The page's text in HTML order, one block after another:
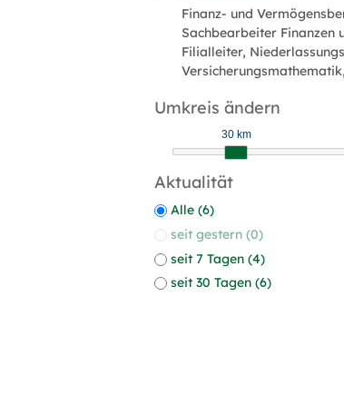
Filialleiter,
Umkreis ändern
30 km
Aktualität
Alle (6)
seit gestern (0)
seit 7 Tagen (4)
seit 30 Tagen (6)